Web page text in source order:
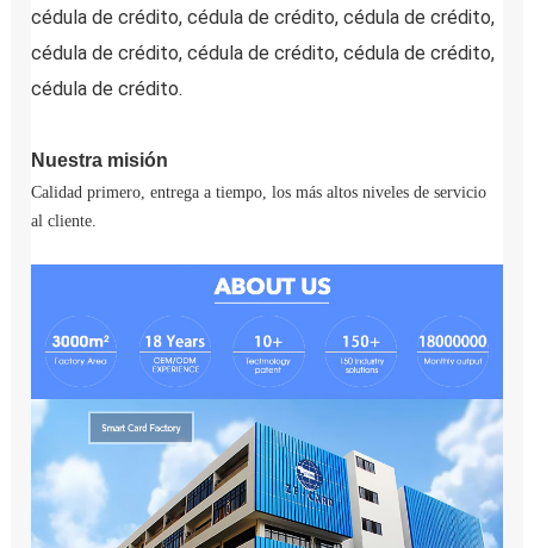
cédula de crédito, cédula de crédito, cédula de crédito,
cédula de crédito, cédula de crédito, cédula de crédito,
cédula de crédito.
Nuestra misión
Calidad primero, entrega a tiempo, los más altos niveles de servicio
al cliente.